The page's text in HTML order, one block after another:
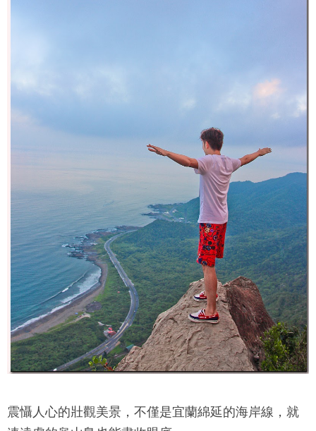
震懾人心的壯觀美景，不僅是宜蘭綿延的海岸線，就